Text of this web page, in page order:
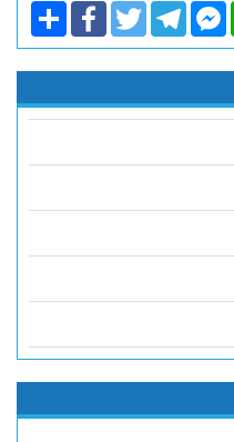
ShareFacebookTwitterTelegramFacebook
Messenger